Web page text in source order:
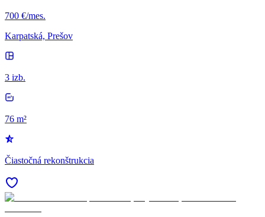
700 €/mes.
Karpatská, Prešov
3 izb.
76 m²
Čiastočná rekonštrukcia